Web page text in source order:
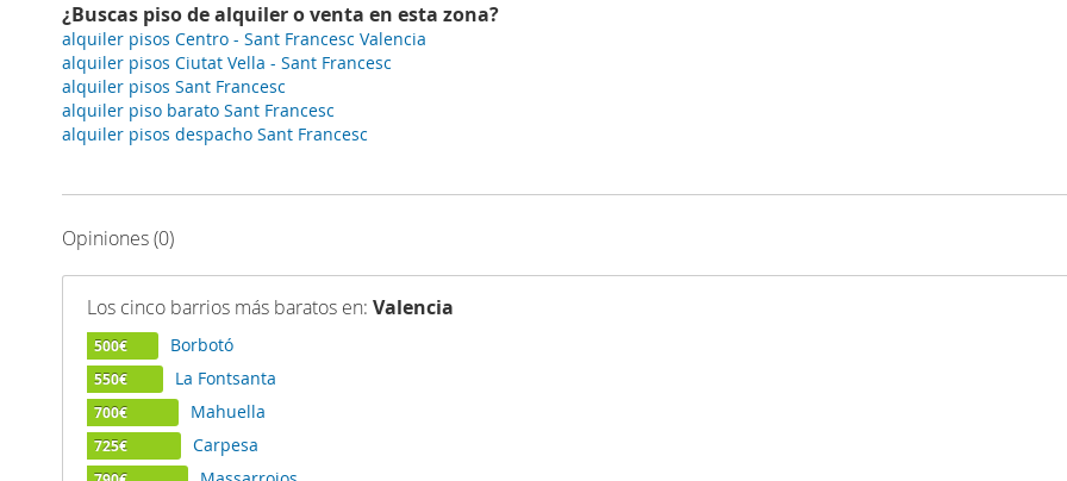
t
o
¿Buscas piso de alquiler o venta en esta zona?
alquiler pisos Centro - Sant Francesc Valencia
alquiler pisos Ciutat Vella - Sant Francesc
alquiler pisos Sant Francesc
alquiler piso barato Sant Francesc
alquiler pisos despacho Sant Francesc
Opiniones (0)
Los cinco barrios más baratos en: Valencia
500€ Borbotó
550€ La Fontsanta
700€ Mahuella
725€ Carpesa